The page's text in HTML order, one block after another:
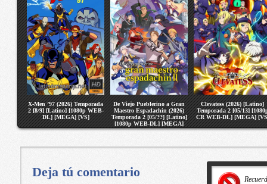
X-Men ’97 (2026) Temporada
2 [8/9] [Latino] [1080p WEB-
DL] [MEGA] [VS]
De Viejo Pueblerino a Gran
Maestro Espadachin (2026)
Temporada 2 [05/??] [Latino]
[1080p WEB-DL] [MEGA]
[VS]
Clevatess (2026) [Latino]
Temporada 2 [05/13]
CR WEB-DL] [MEGA]
Deja tú comentario